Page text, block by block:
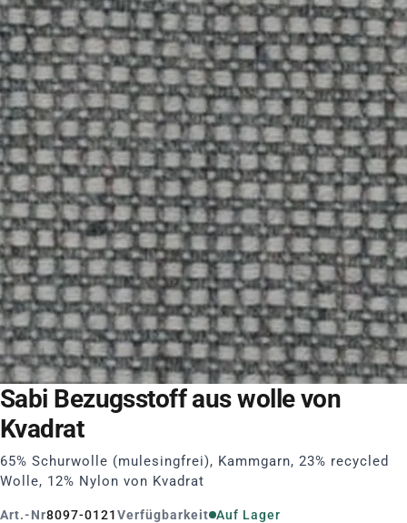
Sabi Bezugsstoff aus wolle von
Kvadrat
65% Schurwolle (mulesingfrei), Kammgarn, 23% recycled
Wolle, 12% Nylon von Kvadrat
Art.-Nr8097-0121Verfügbarkeit Auf Lager